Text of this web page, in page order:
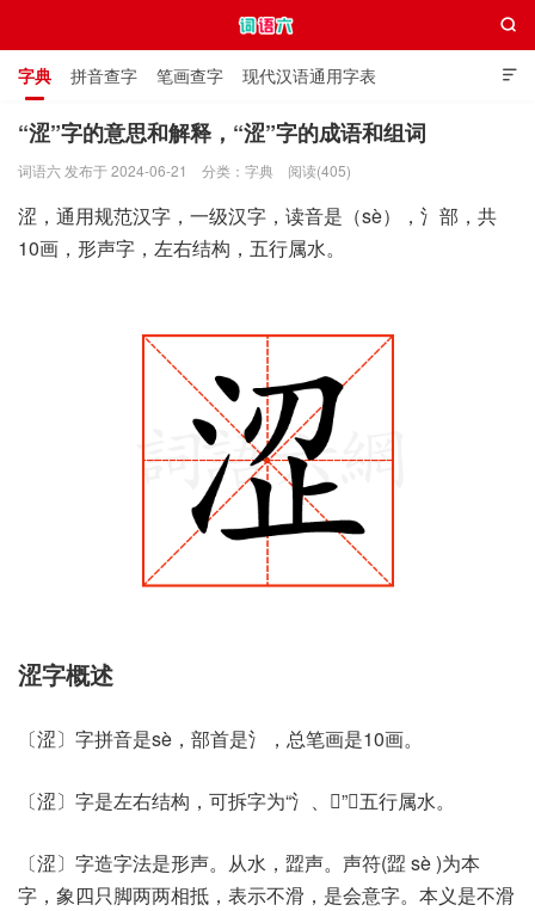

字典 拼音查字 笔画查字 现代汉语通用字表
通用规范汉字表 叠字大全 独体字大全 极简英语词典

“涩”字的意思和解释，“涩”字的成语和组词
词语六 发布于 2024-06-21 分类： 字典 阅读(405)
涩，通用规范汉字，一级汉字，读音是（sè），氵部，共
10画，形声字，左右结构，五行属水。
涩字概述
〔涩〕字拼音是sè，部首是氵，总笔画是10画。
〔涩〕字是左右结构，可拆字为“氵、𰙜”，五行属水。
〔涩〕字造字法是形声。从水，歰声。声符(歰 sè )为本
字，象四只脚两两相抵，表示不滑，是会意字。本义是不滑